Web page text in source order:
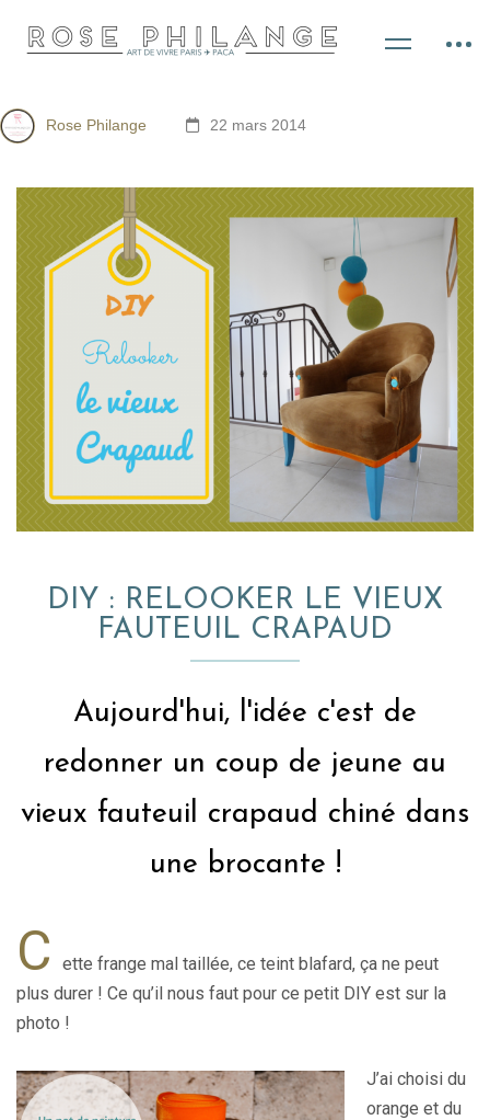
Rose Philange 22 mars 2014
DIY : RELOOKER LE VIEUX
FAUTEUIL CRAPAUD
Aujourd'hui, l'idée c'est de
redonner un coup de jeune au
vieux fauteuil crapaud chiné dans
une brocante !
C
ette frange mal taillée, ce teint blafard, ça ne peut
plus durer ! Ce qu’il nous faut pour ce petit DIY est sur la
photo !
J’ai choisi du
orange et du